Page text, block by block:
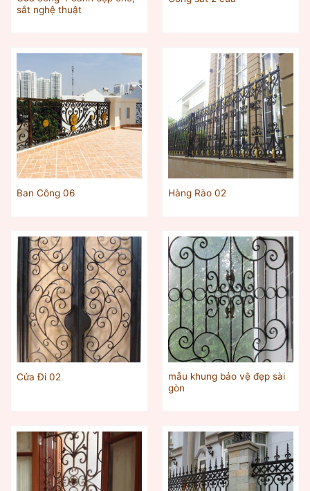
sắt nghệ thuật
Ban Công 06 Hàng Rào 02
Cửa Đi 02
mẫu khung bảo vệ đẹp sài
gòn